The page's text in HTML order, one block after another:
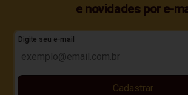
e novidades por e-
Digite seu e-mail
Cadastrar